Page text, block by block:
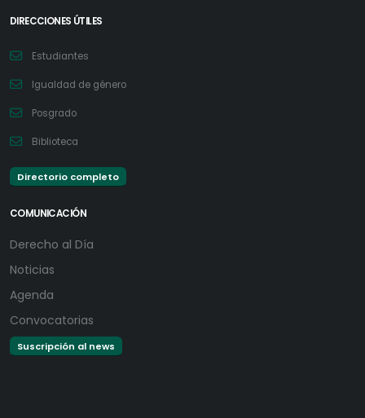
DIRECCIONES ÚTILES
Estudiantes
Igualdad de género
Posgrado
Biblioteca
Directorio completo
COMUNICACIÓN
Derecho al Día
Noticias
Agenda
Convocatorias
Suscripción al news